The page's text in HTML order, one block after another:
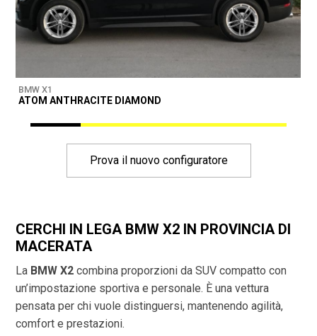
BMW X1
ATOM ANTHRACITE DIAMOND
Prova il nuovo configuratore
CERCHI IN LEGA BMW X2 IN PROVINCIA DI
MACERATA
La BMW X2 combina proporzioni da SUV compatto con
un’impostazione sportiva e personale. È una vettura
pensata per chi vuole distinguersi, mantenendo agilità,
comfort e prestazioni.